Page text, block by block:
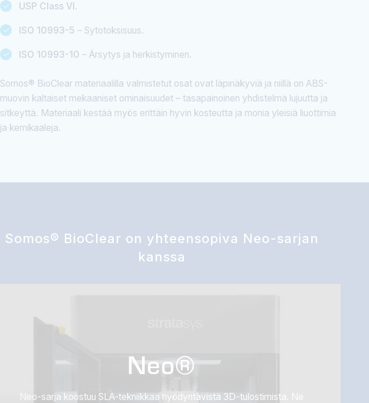
USP Class VI.
ISO 10993-5 – Sytotoksisuus.
ISO 10993-10 – Ärsytys ja herkistyminen.
Somos® BioClear materiaalilla valmistetut osat ovat läpinäkyviä ja niillä on ABS-
muovin kaltaiset mekaaniset ominaisuudet – tasapainoinen yhdistelmä lujuutta ja
sitkeyttä. Materiaali kestää myös erittäin hyvin kosteutta ja monia yleisiä liuottimia
ja kemikaaleja.
Somos® BioClear on yhteensopiva Neo-sarjan
kanssa
Neo®
Neo-sarja koostuu SLA-tekniikkaa hyödyntävistä 3D-tulostimista. Ne